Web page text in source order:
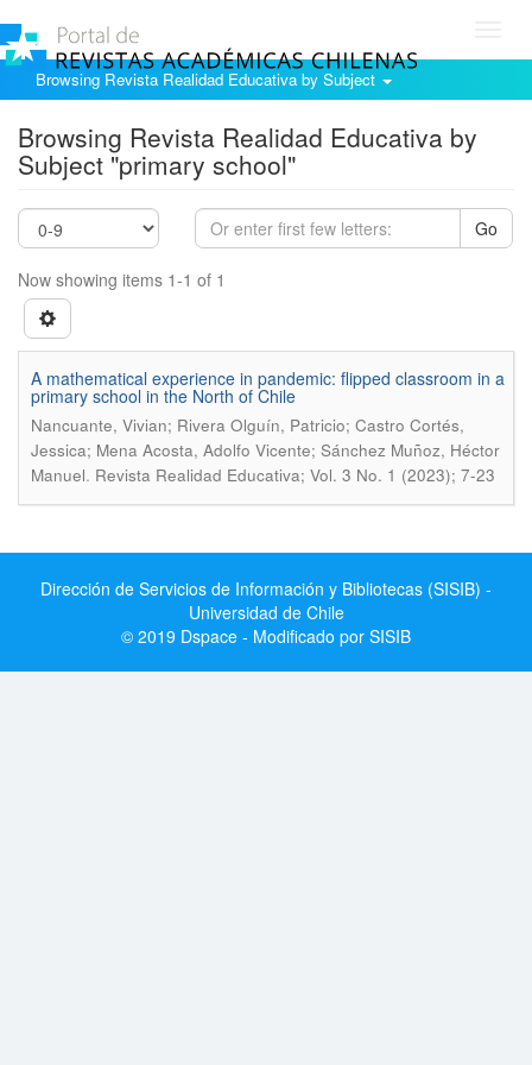
Browsing Revista Realidad Educativa by Subject
Browsing Revista Realidad Educativa by
Subject "primary school"
Go
Now showing items 1-1 of 1
A mathematical experience in pandemic: flipped classroom in a
primary school in the North of Chile
Nancuante, Vivian; Rivera Olguín, Patricio; Castro Cortés,
Jessica; Mena Acosta, Adolfo Vicente; Sánchez Muñoz, Héctor
Manuel. Revista Realidad Educativa; Vol. 3 No. 1 (2023); 7-23
Dirección de Servicios de Información y Bibliotecas (SISIB) -
Universidad de Chile
© 2019 Dspace - Modificado por SISIB